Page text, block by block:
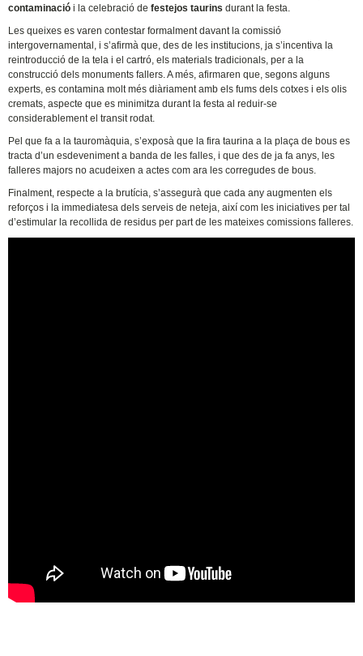
contaminació i la celebració defestejos taurins durant la festa.
Les queixes es varen contestar formalment davant la comissió
intergovernamental, i s’afirmà que, des de les institucions, ja s’incentiva la
reintroducció de la tela i el cartró, els materials tradicionals, per a la
construcció dels monuments fallers. A més, afirmaren que, segons alguns
experts, es contamina molt més diàriament amb els fums dels cotxes i els olis
cremats, aspecte que es minimitza durant la festa al reduir-se
considerablement el transit rodat.
Pel que fa a la tauromàquia, s’exposà que la fira taurina a la plaça de bous es
tracta d’un esdeveniment a banda de les falles, i que des de ja fa anys, les
falleres majors no acudeixen a actes com ara les corregudes de bous.
Finalment, respecte a la brutícia, s’assegurà que cada any augmenten els
reforços i la immediatesa dels serveis de neteja, així com les iniciatives per tal
d’estimular la recollida de residus per part de les mateixes comissions falleres.